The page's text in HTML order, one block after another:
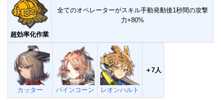
超効率化作業
全てのオペレーターがスキル手動発動後1秒間の攻撃
力+80%
カッター パインコーン レオンハルト
＋7人